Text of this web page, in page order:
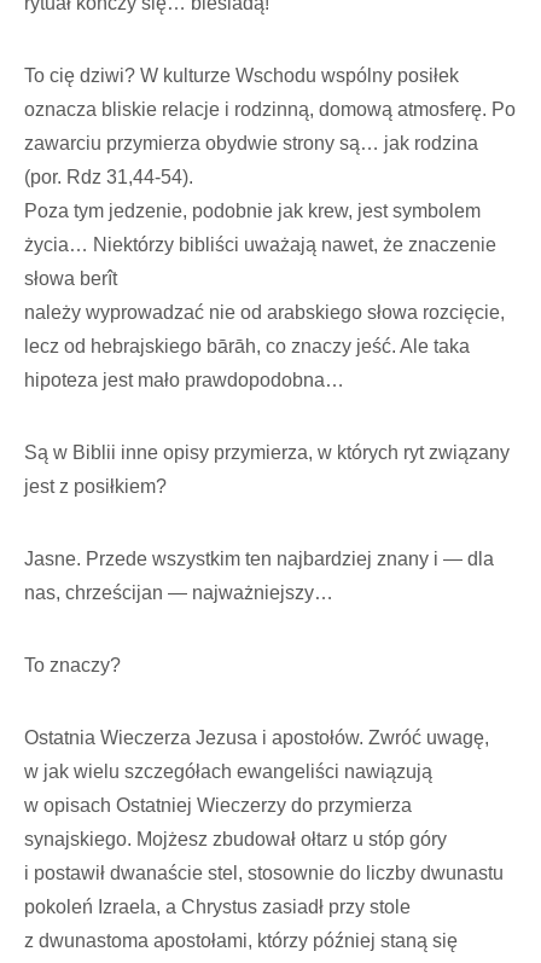
To cię dziwi? W kulturze Wschodu wspólny posiłek
oznacza bliskie relacje i rodzinną, domową atmosferę. Po
zawarciu przymierza obydwie strony są… jak rodzina
(por. Rdz 31,44-54).
Poza tym jedzenie, podobnie jak krew, jest symbolem
życia… Niektórzy bibliści uważają nawet, że znaczenie
słowa berît
należy wyprowadzać nie od arabskiego słowa rozcięcie,
lecz od hebrajskiego bārāh, co znaczy jeść. Ale taka
hipoteza jest mało prawdopodobna…
Są w Biblii inne opisy przymierza, w których ryt związany
jest z posiłkiem?
Jasne. Przede wszystkim ten najbardziej znany i — dla
nas, chrześcijan — najważniejszy…
To znaczy?
Ostatnia Wieczerza Jezusa i apostołów. Zwróć uwagę,
w jak wielu szczegółach ewangeliści nawiązują
w opisach Ostatniej Wieczerzy do przymierza
synajskiego. Mojżesz zbudował ołtarz u stóp góry
i postawił dwanaście stel, stosownie do liczby dwunastu
pokoleń Izraela, a Chrystus zasiadł przy stole
z dwunastoma apostołami, którzy później staną się